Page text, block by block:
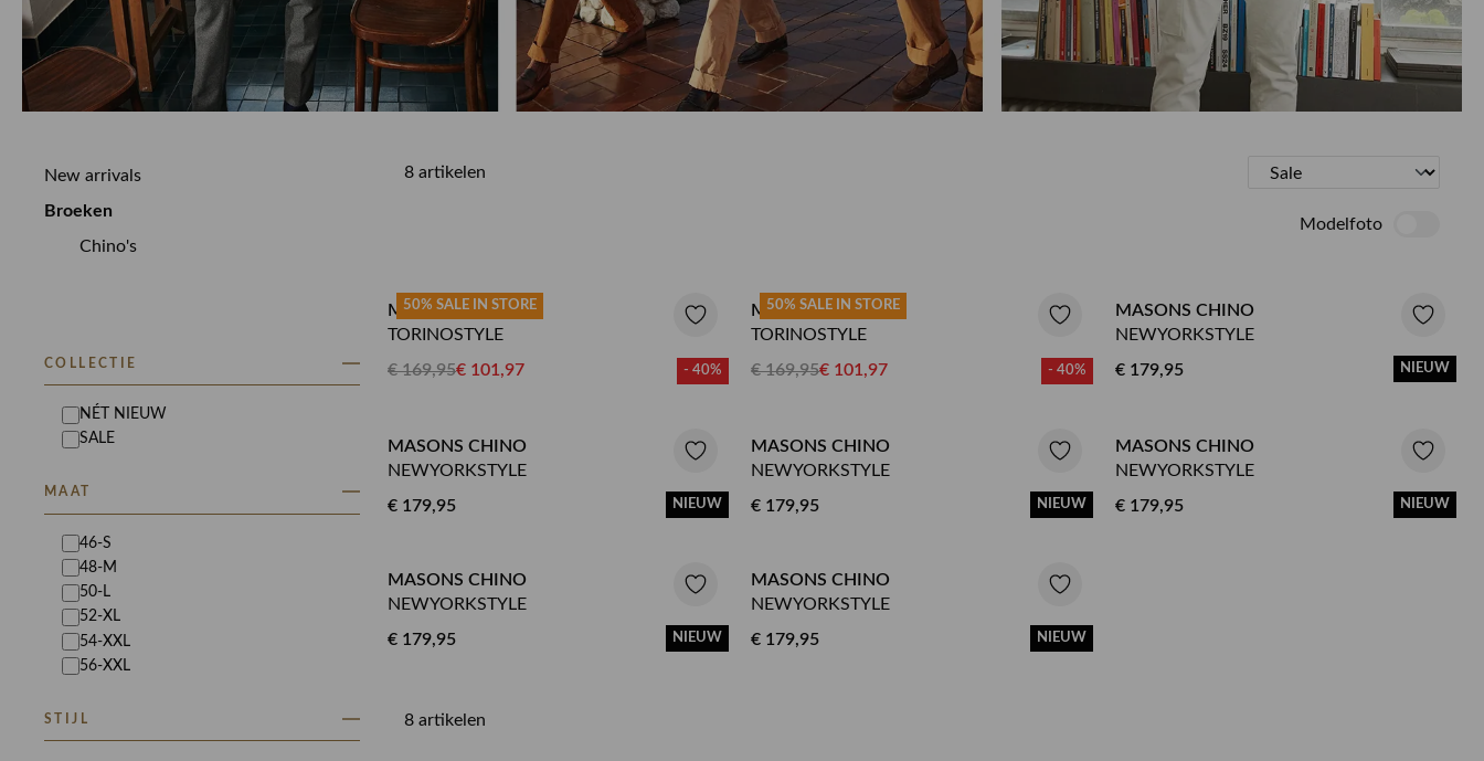
Herenkappers de Vos
ETEN & DRINKEN >
SHOP SALE
SHOP SALE
New arrivals
Broeken
Chino's
COLLECTIE
NÉT NIEUW
SALE
MAAT
46-S
48-M
50-L
52-XL
54-XXL
56-XXL
STIJL
8 artikelen
Modelfoto
50% SALE IN STORE
MASONS CHINO
TORINOSTYLE
€ 169,95€ 101,97 - 40%
50% SALE IN STORE
MASONS CHINO
TORINOSTYLE
€ 169,95€ 101,97 - 40%
MASONS CHINO
NEWYORKSTYLE
€ 179,95
NIEUW
MASONS CHINO
NEWYORKSTYLE
€ 179,95
NIEUW
MASONS CHINO
NEWYORKSTYLE
€ 179,95
NIEUW
MASONS CHINO
NEWYORKSTYLE
€ 179,95
NIEUW
MASONS CHINO
NEWYORKSTYLE
€ 179,95
NIEUW
MASONS CHINO
NEWYORKSTYLE
€ 179,95
NIEUW
8 artikelen